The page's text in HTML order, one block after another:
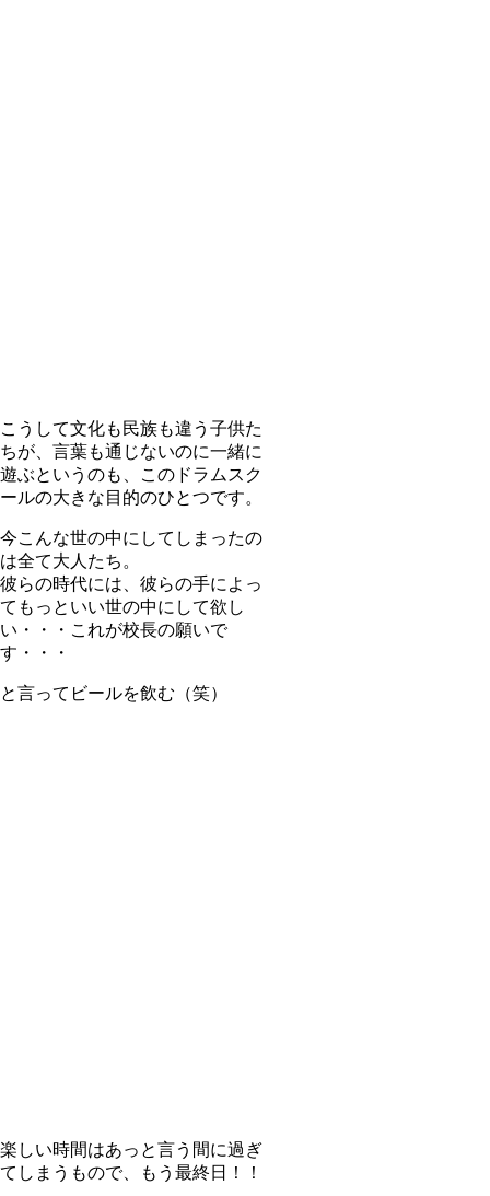
こうして文化も民族も違う子供た
ちが、言葉も通じないのに一緒に
遊ぶというのも、このドラムスク
ールの大きな目的のひとつです。
今こんな世の中にしてしまったの
は全て大人たち。
彼らの時代には、彼らの手によっ
てもっといい世の中にして欲し
い・・・これが校長の願いで
す・・・
と言ってビールを飲む（笑）
楽しい時間はあっと言う間に過ぎ
てしまうもので、もう最終日！！